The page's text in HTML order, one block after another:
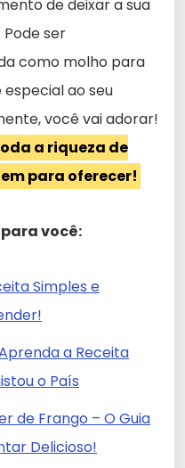
de deixar a sua
ser
como molho para
ao seu
você vai adorar!
a riqueza de
para oferecer!
você:
Simples e
a Receita
o País
de Frango – O Guia
Delicioso!